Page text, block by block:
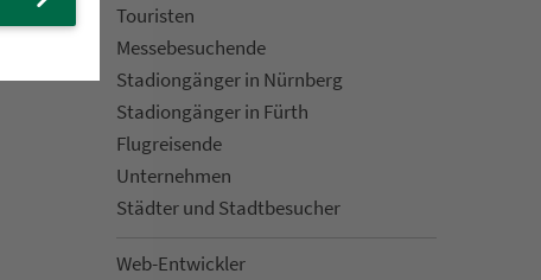
Touristen
Mes­se­be­suchende
Sta­di­on­gän­ger in Nürn­berg
Sta­di­on­gän­ger in Fürth
Flug­rei­sen­de
Un­ter­neh­men
Städter und Stadt­be­su­cher
Web-Entwickler